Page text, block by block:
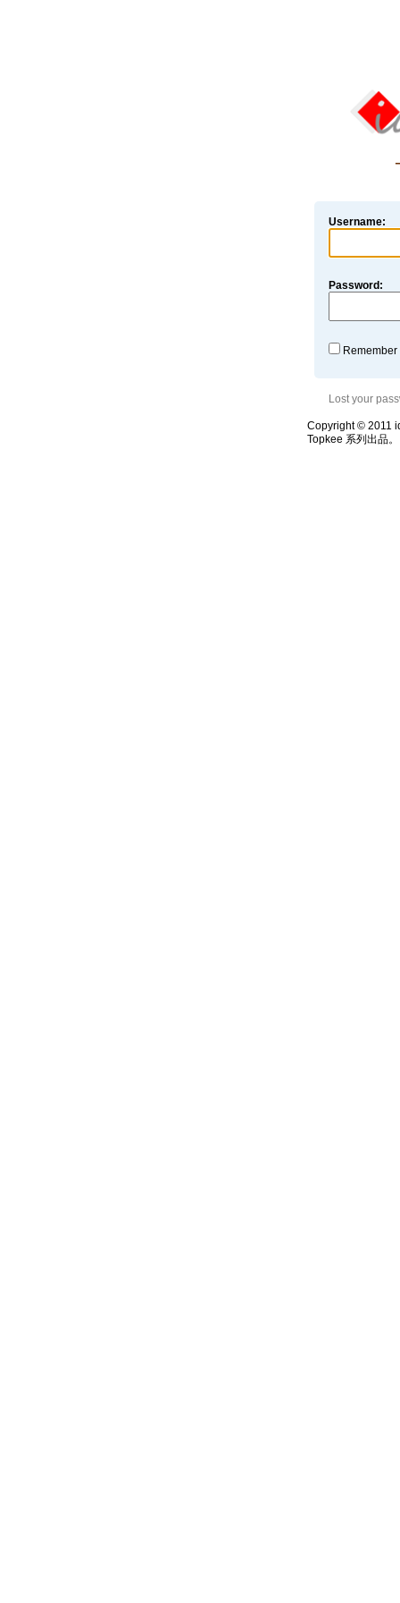
Username:
Password:
Remember
Lost your
Copyright © 2011
Topkee 系列出品。